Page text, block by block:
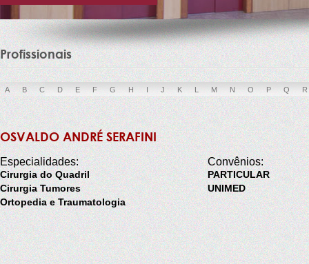
Profissionais
A B C D E F G H I J K L M N O P Q R
OSVALDO ANDRÉ SERAFINI
Especialidades:
Cirurgia do Quadril
Cirurgia Tumores
Ortopedia e Traumatologia
Convênios:
PARTICULAR
UNIMED